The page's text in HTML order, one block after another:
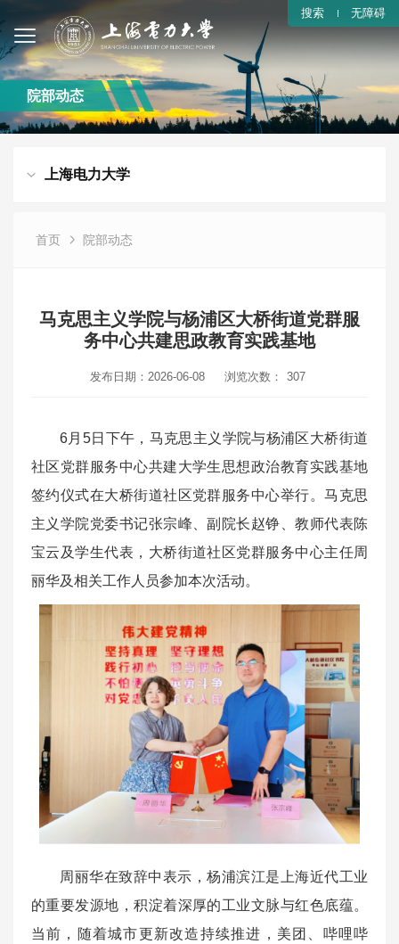
无障碍
搜索
院部动态
上海电力大学
首页 院部动态
马克思主义学院与杨浦区大桥街道党群服
务中心共建思政教育实践基地
发布日期：2026-06-08 浏览次数： 307
6月5日下午，马克思主义学院与杨浦区大桥街道
社区党群服务中心共建大学生思想政治教育实践基地
签约仪式在大桥街道社区党群服务中心举行。马克思
主义学院党委书记张宗峰、副院长赵铮、教师代表陈
宝云及学生代表，大桥街道社区党群服务中心主任周
丽华及相关工作人员参加本次活动。
周丽华在致辞中表示，杨浦滨江是上海近代工业
的重要发源地，积淀着深厚的工业文脉与红色底蕴。
当前，随着城市更新改造持续推进，美团、哔哩哔